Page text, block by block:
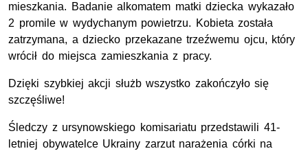
mieszkania. Badanie alkomatem matki dziecka wykazało
2 promile w wydychanym powietrzu. Kobieta została
zatrzymana, a dziecko przekazane trzeźwemu ojcu, który
wrócił do miejsca zamieszkania z pracy.
Dzięki szybkiej akcji służb wszystko zakończyło się
szczęśliwe!
Śledczy z ursynowskiego komisariatu przedstawili 41-
letniej obywatelce Ukrainy zarzut narażenia córki na